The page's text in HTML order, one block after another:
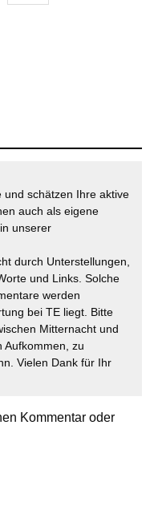
schätzen Ihre aktive
auch als eigene
unserer
durch Unterstellungen,
und Links. Solche
werden
bei TE liegt. Bitte
Mitternacht und
Aufkommen, zu
Vielen Dank für Ihr
Kommentar oder